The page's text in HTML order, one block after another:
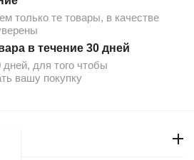
только те товары, в качестве
в течение 30 дней
для того чтобы
вашу покупку